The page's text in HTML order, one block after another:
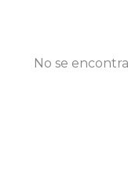
No se